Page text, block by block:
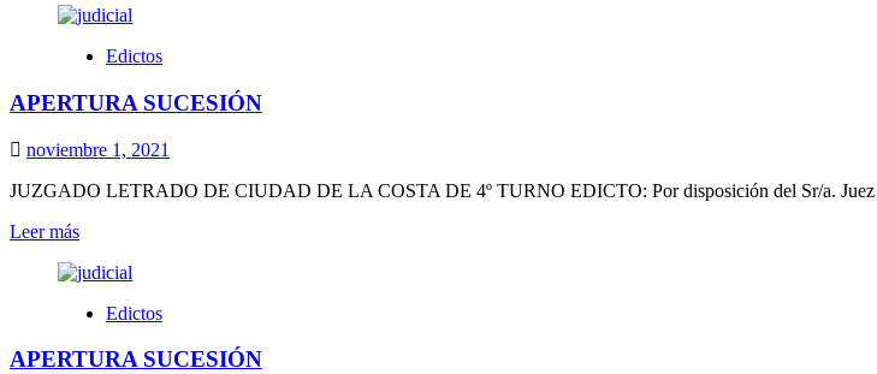
sobre
SUCESIÓN
Edictos
APERTURA SUCESIÓN
noviembre 1, 2021
JUZGADO LETRADO DE CIUDAD DE LA COSTA DE 4º TURNO EDICTO: Por disposición del Sr/a. Juez
Leer másLeer
sobre
SUCESIÓN
Edictos
APERTURA SUCESIÓN